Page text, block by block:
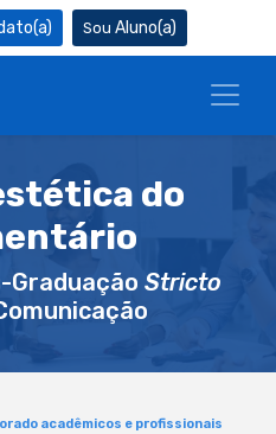
Aluno(a)
do
Graduação Stricto
acadêmicos e profissionais